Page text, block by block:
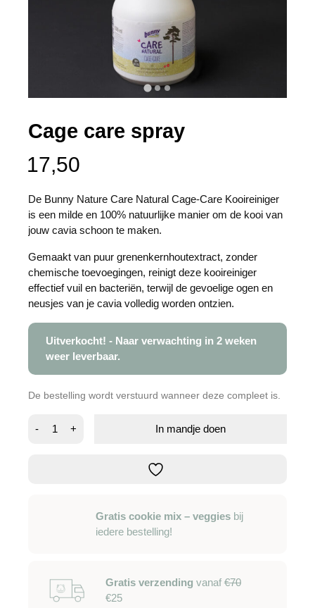
Cage care spray
17,50
De Bunny Nature Care Natural Cage-Care Kooireiniger
is een milde en 100% natuurlijke manier om de kooi van
jouw cavia schoon te maken.
Gemaakt van puur grenenkernhoutextract, zonder
chemische toevoegingen, reinigt deze kooireiniger
effectief vuil en bacteriën, terwijl de gevoelige ogen en
neusjes van je cavia volledig worden ontzien.
Uitverkocht! - Naar verwachting in 2 weken
weer leverbaar.
De bestelling wordt verstuurd wanneer deze compleet is.
-
care
+ In mandje doen
Gratis cookie mix – veggies bij
iedere bestelling!
Gratis verzending vanaf€70
€25